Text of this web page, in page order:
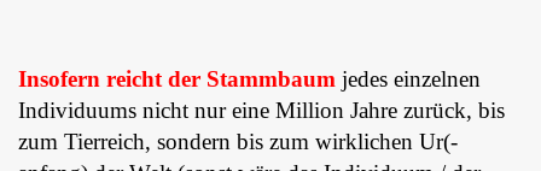
Insofern reicht der Stammbaum jedes einzelnen
Individuums nicht nur eine Million Jahre zurück, bis
zum Tierreich, sondern bis zum wirklichen Ur(-